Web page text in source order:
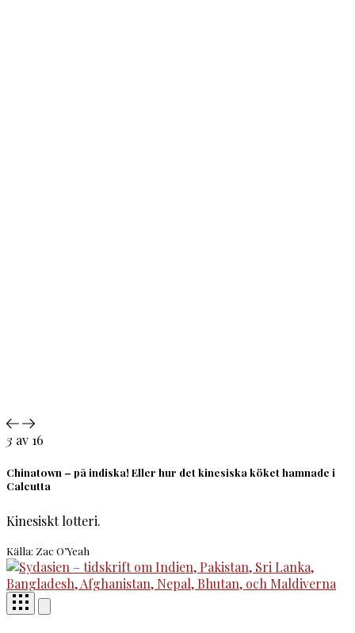
3 av 16
Chinatown – på indiska! Eller hur det kinesiska köket hamnade i
Calcutta
Kinesiskt lotteri.
Källa: Zac O’Yeah